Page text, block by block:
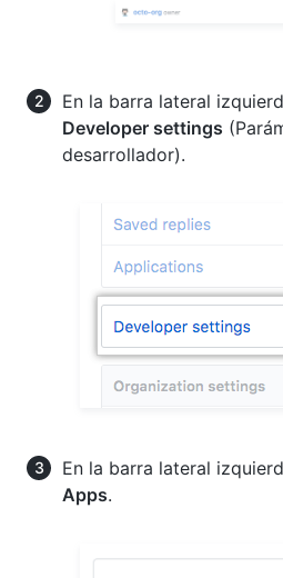
En la barra lateral
Developer settings
desarrollador).
En la barra lateral
Apps.